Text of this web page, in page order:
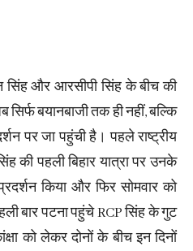
और आरसीपी सिंह के बीच की
बयानबाजी तक ही नहीं, बल्कि
पर जा पहुंची है। पहले राष्ट्रीय
की पहली बिहार यात्रा पर उनके
किया और फिर सोमवार को
बार पटना पहुंचे RCP सिंह के गुट
को लेकर दोनों के बीच इन दिनों